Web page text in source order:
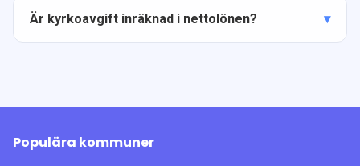
Är kyrkoavgift inräknad i nettolönen?
Populära kommuner